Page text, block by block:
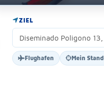
ZIEL
Flughafen Mein
ZIELORT TAUSCHEN